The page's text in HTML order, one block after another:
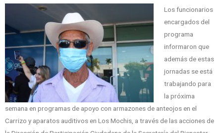
Los funcionarios
encargados del
programa
informaron que
además de estas
jornadas se está
trabajando para
la próxima
semana en programas de apoyo con armazones de anteojos en el
Carrizo y aparatos auditivos en Los Mochis, a través de las acciones de